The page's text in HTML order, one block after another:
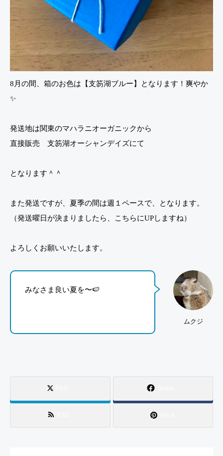
8月の間、箱のお色は【支笏湖ブルー】となります！爽やか
✨
発送地は関東のマハラニオーガニックから
直接販売 支笏湖オーシャンデイズにて
となります＾＾
また発送ですが、夏季の間は週１ペースで、となります。
（発送曜日が決まりましたら、こちらにUPしますね）
よろしくお願いいたします。
ムクジ
みなさま良い夏を〜🍉